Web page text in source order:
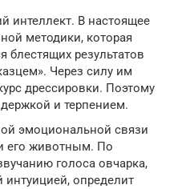
интеллект. В настоящее
методики, которая
блестящих результатов
Через силу им
дрессировки. Поэтому
и терпением.
эмоциональной связи
его животным. По
голоса овчарка,
интуицией, определит